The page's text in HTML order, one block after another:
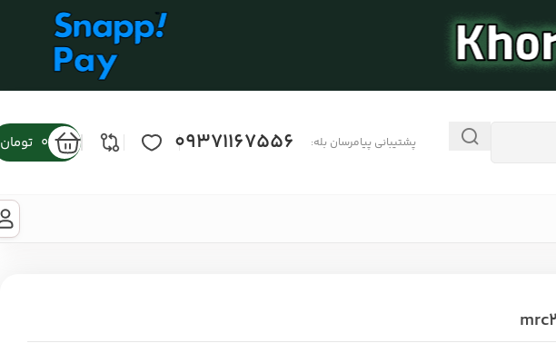
پشتیبانی پیامرسان بله: 09371167556
0 تومان